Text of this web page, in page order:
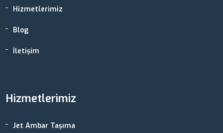
Hizmetlerimiz
Blog
İletişim
Hizmetlerimiz
Jet Ambar Taşıma